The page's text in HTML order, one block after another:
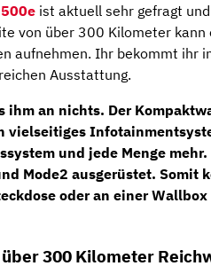
ist aktuell sehr gefragt
von über 300 Kilometer kann
aufnehmen. Ihr bekommt ihr
Ausstattung.
an nichts. Der
vielseitiges
und jede Menge
Mode2 ausgerüstet. Somit
oder an einer
300 Kilometer